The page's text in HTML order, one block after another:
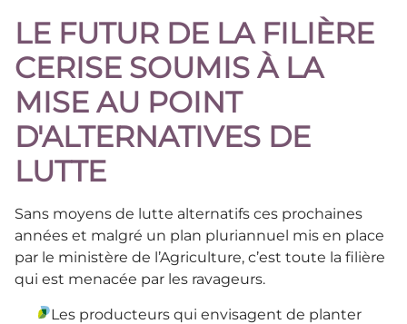
LE FUTUR DE LA FILIÈRE
CERISE SOUMIS À LA
MISE AU POINT
D'ALTERNATIVES DE
LUTTE
Sans moyens de lutte alternatifs ces prochaines
années et malgré un plan pluriannuel mis en place
par le ministère de l’Agriculture, c’est toute la filière
qui est menacée par les ravageurs.
Les producteurs qui envisagent de planter